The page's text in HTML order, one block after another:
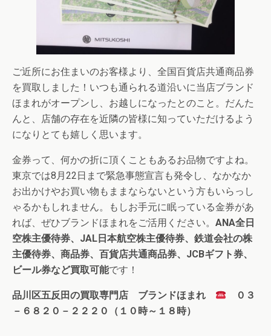
ご近所にお住まいのお客様より、全国百貨店共通商品券
を買取しました！いつも通られる道沿いに当店ブランド
ほまれがオープンし、お越しになったとのこと。だんた
んと、店舗の存在を近隣の皆様に知っていただけるよう
になりとても嬉しく思います。
金券って、何かの折に頂くこともあるお品物ですよね。
東京では8月22日まで緊急事態宣言も発令し、なかなか
お出かけやお買い物もままならないという方もいらっし
ゃるかもしれません。もしお手元に眠っている金券があ
れば、ぜひブランドほまれをご活用ください。 ANA全日
空株主優待券、JAL日本航空株主優待券、鉄道会社の株
主優待券、商品券、百貨店共通商品券、JCBギフト券、
ビール券など買取可能です！
品川区五反田の買取専門店 ブランドほまれ
０３
－６８２０－２２２０（１０時～１８時）